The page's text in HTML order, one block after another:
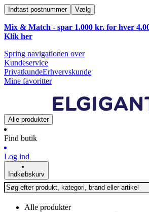
Indtast postnummer Vælg
Mix & Match - spar 1.000 kr. for hver
Klik her
Spring navigationen over
Kundeservice
PrivatkundeErhvervskunde
Mine favoritter
Alle produkter
Find butik
Log ind
Indkøbskurv
Alle produkter